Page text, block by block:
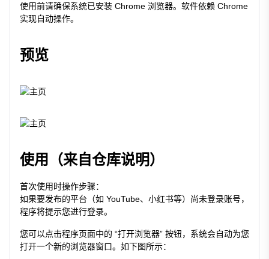
使用前请确保系统已安装 Chrome 浏览器。软件依赖 Chrome
实现自动操作。
预览
使用（来自仓库说明）
首次使用时操作步骤：
如果要发布的平台（如 YouTube、小红书等）尚未登录账号，
程序将提示您进行登录。
您可以点击程序页面中的 “打开浏览器” 按钮，系统会自动为您
打开一个新的浏览器窗口。如下图所示：